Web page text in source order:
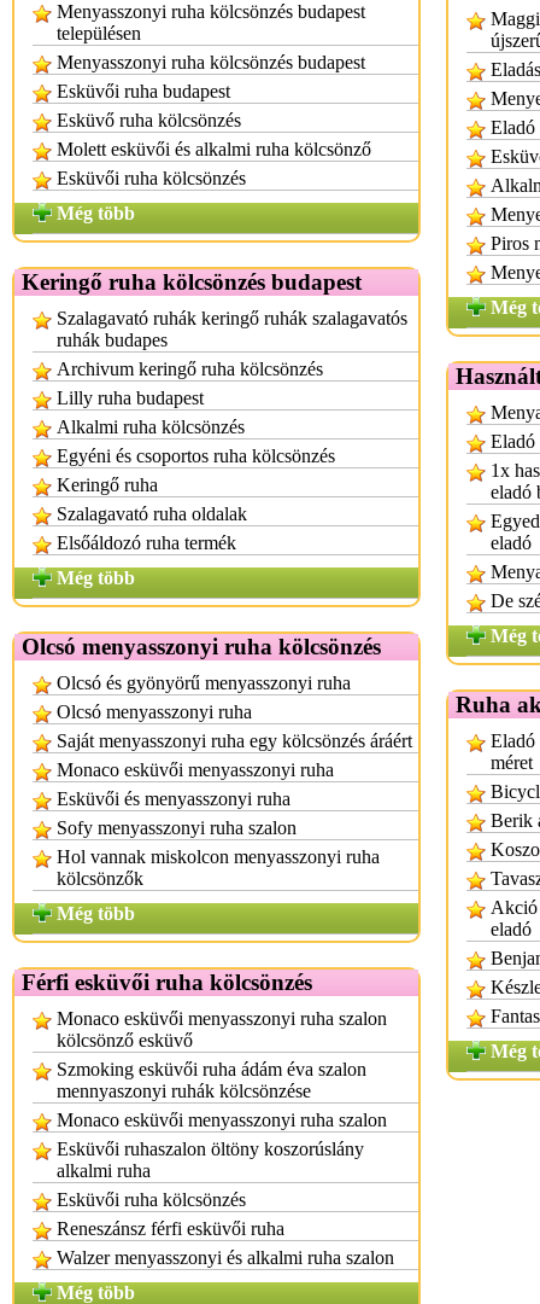
Menyasszonyi ruha kölcsönzés budapest
településen
Menyasszonyi ruha kölcsönzés budapest
Esküvői ruha budapest
Esküvő ruha kölcsönzés
Molett esküvői és alkalmi ruha kölcsönző
Esküvői ruha kölcsönzés
Még több
Keringő ruha kölcsönzés budapest
Szalagavató ruhák keringő ruhák szalagavatós
ruhák budapes
Archivum keringő ruha kölcsönzés
Lilly ruha budapest
Alkalmi ruha kölcsönzés
Egyéni és csoportos ruha kölcsönzés
Keringő ruha
Szalagavató ruha oldalak
Elsőáldozó ruha termék
Még több
Olcsó menyasszonyi ruha kölcsönzés
Olcsó és gyönyörű menyasszonyi ruha
Olcsó menyasszonyi ruha
Saját menyasszonyi ruha egy kölcsönzés áráért
Monaco esküvői menyasszonyi ruha
Esküvői és menyasszonyi ruha
Sofy menyasszonyi ruha szalon
Hol vannak miskolcon menyasszonyi ruha
kölcsönzők
Még több
Férfi esküvői ruha kölcsönzés
Monaco esküvői menyasszonyi ruha szalon
kölcsönző esküvő
Szmoking esküvői ruha ádám éva szalon
mennyaszonyi ruhák kölcsönzése
Monaco esküvői menyasszonyi ruha szalon
Esküvői ruhaszalon öltöny koszorúslány
alkalmi ruha
Esküvői ruha kölcsönzés
Reneszánsz férfi esküvői ruha
Walzer menyasszonyi és alkalmi ruha szalon
Még több
Eladó
Piros
Még
Eladó
1x
eladó
eladó
De
Még
Ruha
Eladó
méret
Berik
Akció
eladó
Még